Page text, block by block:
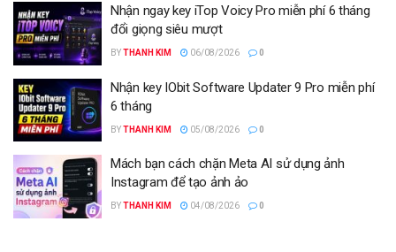
Nhận ngay key iTop Voicy Pro miễn phí 6 tháng
đổi giọng siêu mượt
BYTHANH KIM 06/08/2026 0
Nhận key IObit Software Updater 9 Pro miễn phí
6 tháng
BYTHANH KIM 05/08/2026 0
Mách bạn cách chặn Meta AI sử dụng ảnh
Instagram để tạo ảnh ảo
BYTHANH KIM 04/08/2026 0